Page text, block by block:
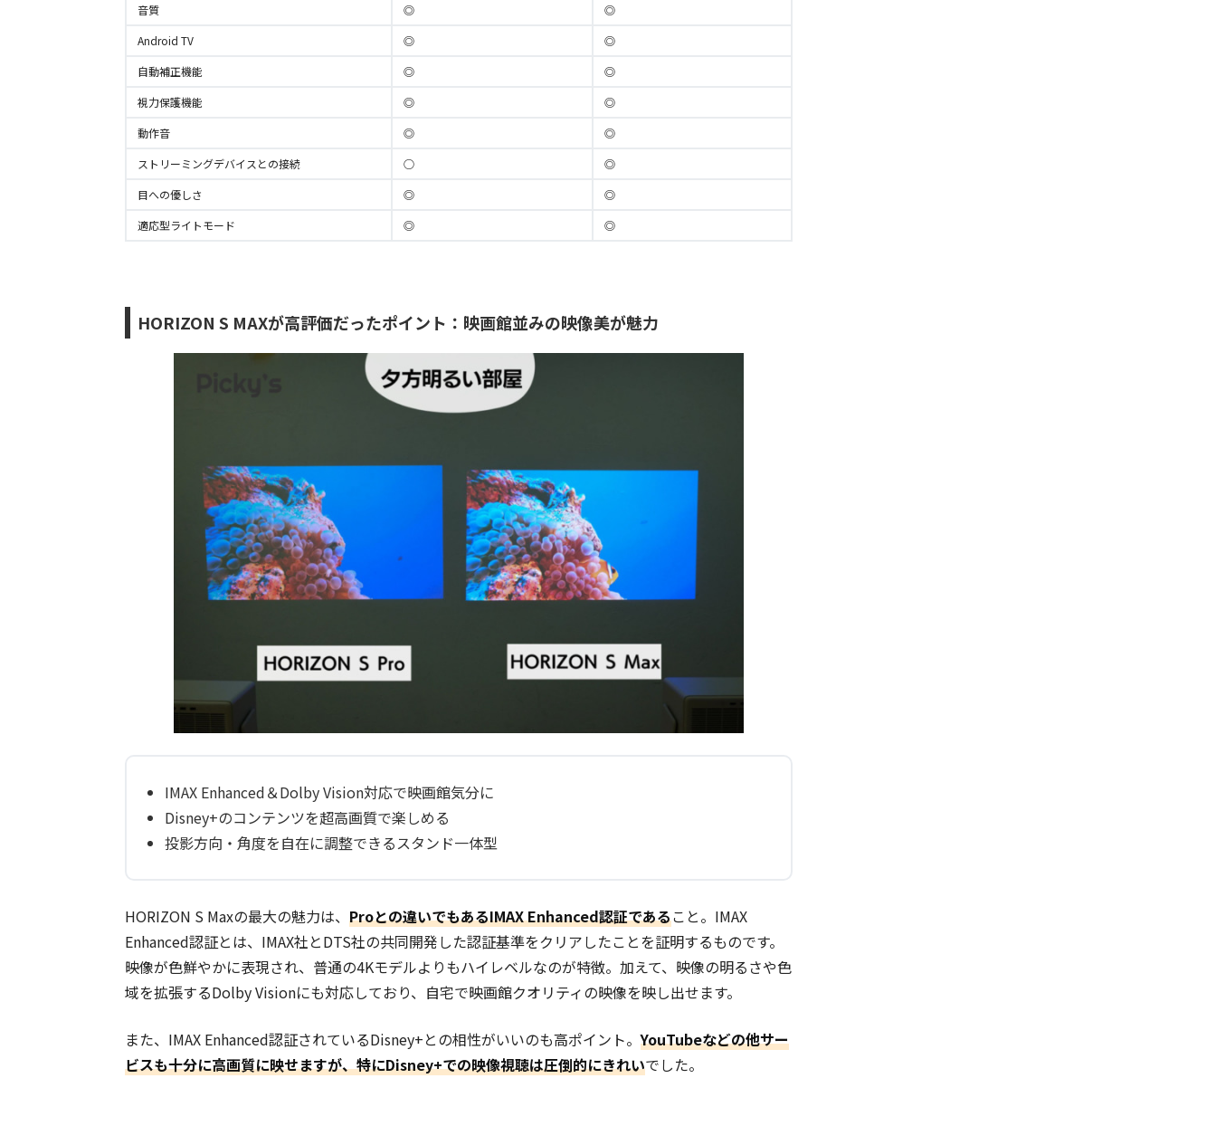
音質
◎
◎
Android TV
◎
◎
自動補正機能
◎
◎
視力保護機能
◎
◎
動作音
◎
◎
ストリーミングデバイスとの接続
○
◎
目への優しさ
◎
◎
適応型ライトモード
◎ ◎
HORIZON S MAXが高評価だったポイント：映画館並みの映像美が魅力
IMAX Enhanced＆Dolby Vision対応で映画館気分に
Disney+のコンテンツを超高画質で楽しめる
投影方向・角度を自在に調整できるスタンド一体型
HORIZON S Maxの最大の魅力は、 Proとの違いでもあるIMAX Enhanced認証であること。IMAX
Enhanced認証とは、IMAX社とDTS社の共同開発した認証基準をクリアしたことを証明するものです。
映像が色鮮やかに表現され、普通の4Kモデルよりもハイレベルなのが特徴。加えて、映像の明るさや色
域を拡張するDolby Visionにも対応しており、自宅で映画館クオリティの映像を映し出せます。
また、IMAX Enhanced認証されているDisney+との相性がいいのも高ポイント。YouTubeなどの他サー
ビスも十分に高画質に映せますが、特にDisney+での映像視聴は圧倒的にきれいでした。